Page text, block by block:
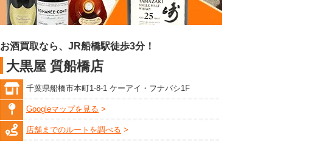
お酒買取なら、JR船橋駅徒歩3分！
大黒屋 質船橋店
千葉県船橋市本町1-8-1 ケーアイ・フナバシ1F
Googleマップを見る
店舗までのルートを調べる